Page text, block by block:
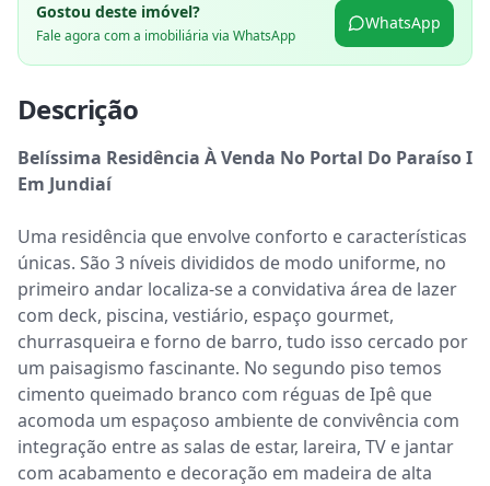
Gostou deste imóvel?
Fale agora com a imobiliária via WhatsApp
WhatsApp
Descrição
Belíssima Residência À Venda No Portal Do Paraíso I
Em Jundiaí
Uma residência que envolve conforto e características
únicas. São 3 níveis divididos de modo uniforme, no
primeiro andar localiza-se a convidativa área de lazer
com deck, piscina, vestiário, espaço gourmet,
churrasqueira e forno de barro, tudo isso cercado por
um paisagismo fascinante. No segundo piso temos
cimento queimado branco com réguas de Ipê que
acomoda um espaçoso ambiente de convivência com
integração entre as salas de estar, lareira, TV e jantar
com acabamento e decoração em madeira de alta